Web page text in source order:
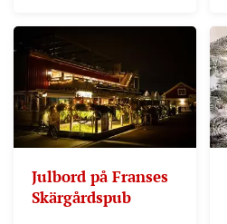
Julbord på Franses
Skärgårdspub